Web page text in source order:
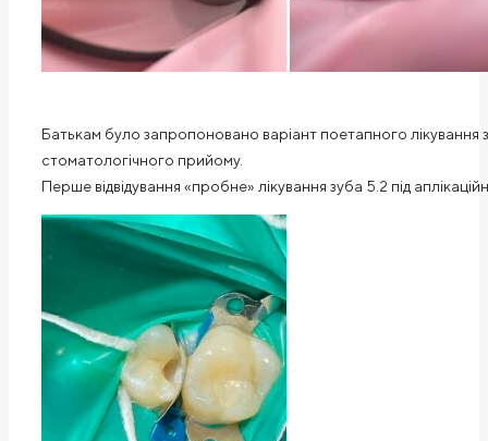
Батькам було запропоновано варіант поетапного лікування
стоматологічного прийому.
Перше відвідування «пробне» лікування зуба 5.2 під